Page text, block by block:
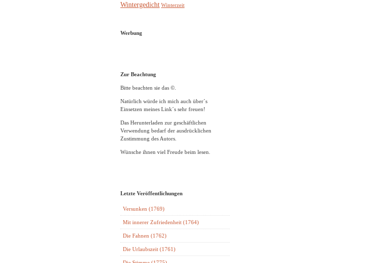
Wintergedicht Winterzeit
Werbung
Zur Beachtung
Bitte beachten sie das ©.
Natürlich würde ich mich auch über´s
Einsetzen meines Link´s sehr freuen!
Das Herunterladen zur geschäftlichen
Verwendung bedarf der ausdrücklichen
Zustimmung des Autors.
Wünsche ihnen viel Freude beim lesen.
Letzte Veröffentlichungen
Versunken (1769)
Mit innerer Zufriedenheit (1764)
Die Fahnen (1762)
Die Urlaubszeit (1761)